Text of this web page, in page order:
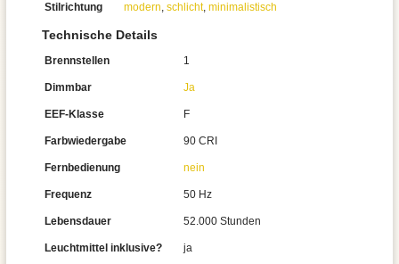
Stilrichtung modern, schlicht, minimalistisch
Technische Details
Brennstellen 1
Dimmbar Ja
EEF-Klasse F
Farbwiedergabe 90 CRI
Fernbedienung nein
Frequenz 50 Hz
Lebensdauer 52.000 Stunden
Leuchtmittel inklusive? ja